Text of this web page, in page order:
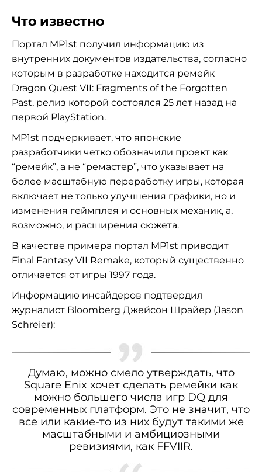
Что известно
Портал MP1st получил информацию из
внутренних документов издательства, согласно
которым в разработке находится ремейк
Dragon Quest VII: Fragments of the Forgotten
Past, релиз которой состоялся 25 лет назад на
первой PlayStation.
MP1st подчеркивает, что японские
разработчики четко обозначили проект как
“ремейк”, а не “ремастер”, что указывает на
более масштабную переработку игры, которая
включает не только улучшения графики, но и
изменения геймплея и основных механик, а,
возможно, и расширения сюжета.
В качестве примера портал MP1st приводит
Final Fantasy VII Remake, который существенно
отличается от игры 1997 года.
Информацию инсайдеров подтвердил
журналист Bloomberg Джейсон Шрайер (Jason
Schreier):
Думаю, можно смело утверждать, что
Square Enix хочет сделать ремейки как
можно большего числа игр DQ для
современных платформ. Это не значит, что
все или какие-то из них будут такими же
масштабными и амбициозными
ревизиями, как FFVIIR.